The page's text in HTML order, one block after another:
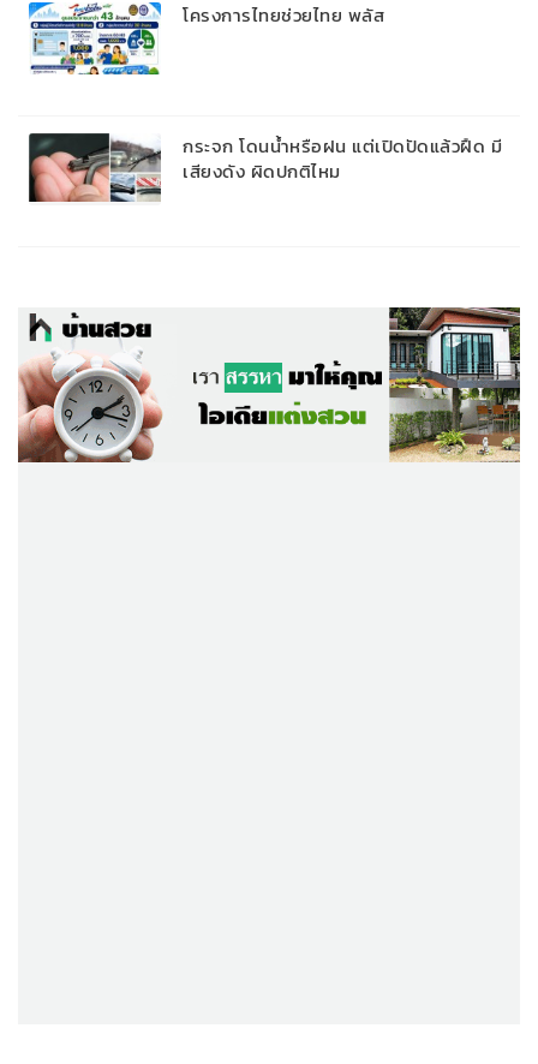
โครงการไทยช่วยไทย พลัส
กระจก โดนน้ำหรือฝน แต่เปิดปัดแล้วฝืด มี
เสียงดัง ผิดปกติไหม